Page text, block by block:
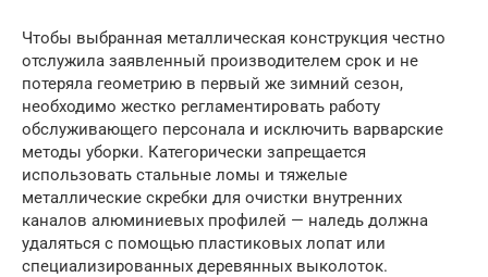
Чтобы выбранная металлическая конструкция честно
отслужила заявленный производителем срок и не
потеряла геометрию в первый же зимний сезон,
необходимо жестко регламентировать работу
обслуживающего персонала и исключить варварские
методы уборки. Категорически запрещается
использовать стальные ломы и тяжелые
металлические скребки для очистки внутренних
каналов алюминиевых профилей — наледь должна
удаляться с помощью пластиковых лопат или
специализированных деревянных выколоток.